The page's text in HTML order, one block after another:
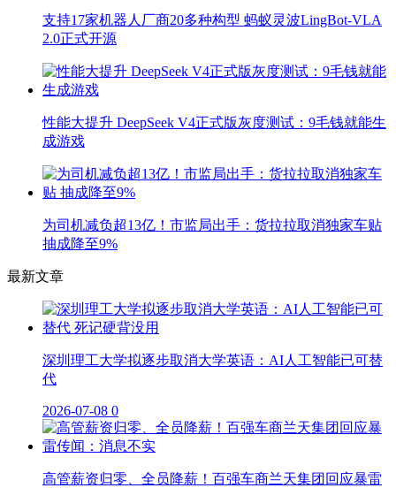
支持17家机器人厂商20多种构型 蚂蚁灵波LingBot-VLA
2.0正式开源
性能大提升 DeepSeek V4正式版灰度测试：9毛钱就能生
成游戏
为司机减负超13亿！市监局出手：货拉拉取消独家车贴
抽成降至9%
最新文章
深圳理工大学拟逐步取消大学英语：AI人工智能已可替
代
2026-07-08 0
高管薪资归零、全员降薪！百强车商兰天集团回应暴雷